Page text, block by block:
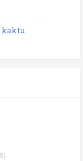
kaktu